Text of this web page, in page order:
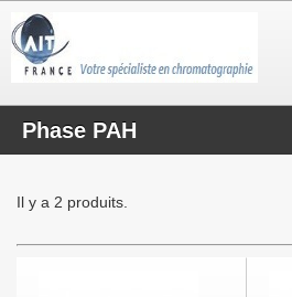
Phase PAH
Il y a 2 produits.